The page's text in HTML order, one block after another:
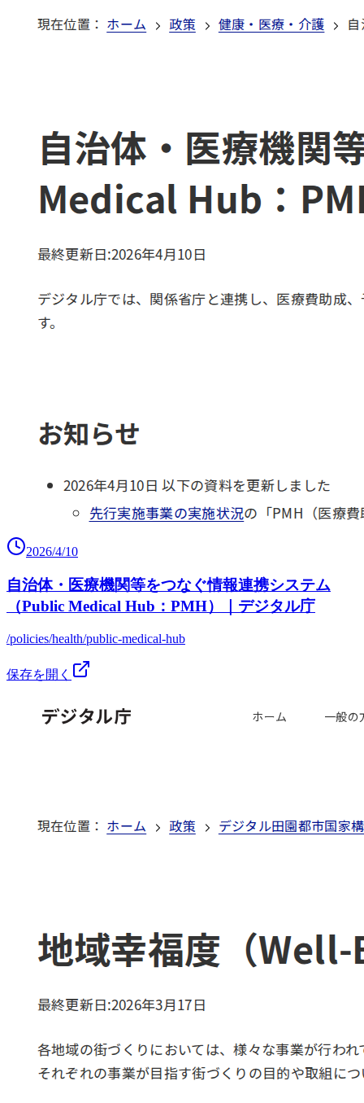
2026/4/10
自治体・医療機関等をつなぐ情報連携システム
（Public Medical Hub：PMH）｜デジタル庁
/policies/health/public-medical-hub
保存を開く